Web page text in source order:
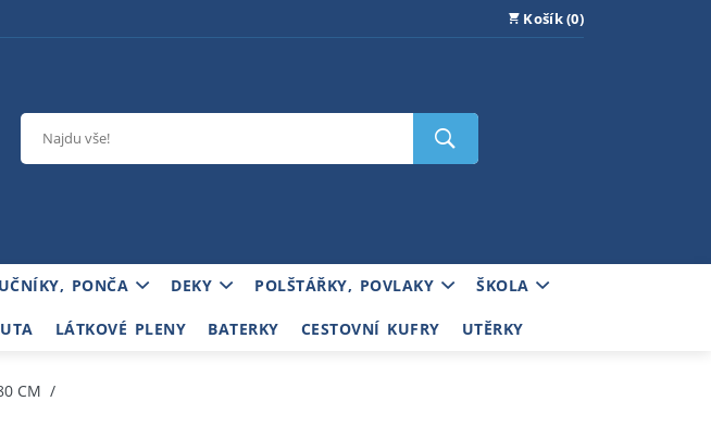
Košík (0)
PONČA DEKY POLŠTÁŘKY, POVLAKY ŠKOLA
LÁTKOVÉ PLENY BATERKY CESTOVNÍ KUFRY UTĚRKY
CM